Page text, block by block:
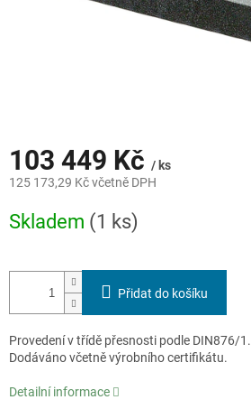
103 449 Kč / ks
125 173,29 Kč včetně DPH
cena:
Skladem (1 ks)
Přidat do košíku
Provedení v třídě přesnosti podle DIN876/1.
Dodáváno včetně výrobního certifikátu.
Detailní informace